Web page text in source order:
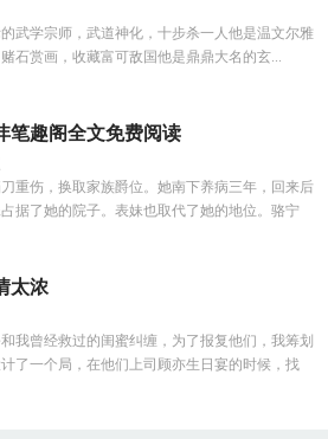
武学宗师，武道神化，十步杀一人他是温文尔雅
石赏画，收藏富可敌国他是鼎鼎大名的玄...
笔趣阁全文免费阅读
重伤，换取家族爵位。她南下养病三年，回来后
据了她的院子。表妹也取代了她的地位。骆宁
太浓
我曾经救过的闺蜜纠缠，为了报复他们，我筹划
了一个局，在他们上司顾亦生日宴的时候，找